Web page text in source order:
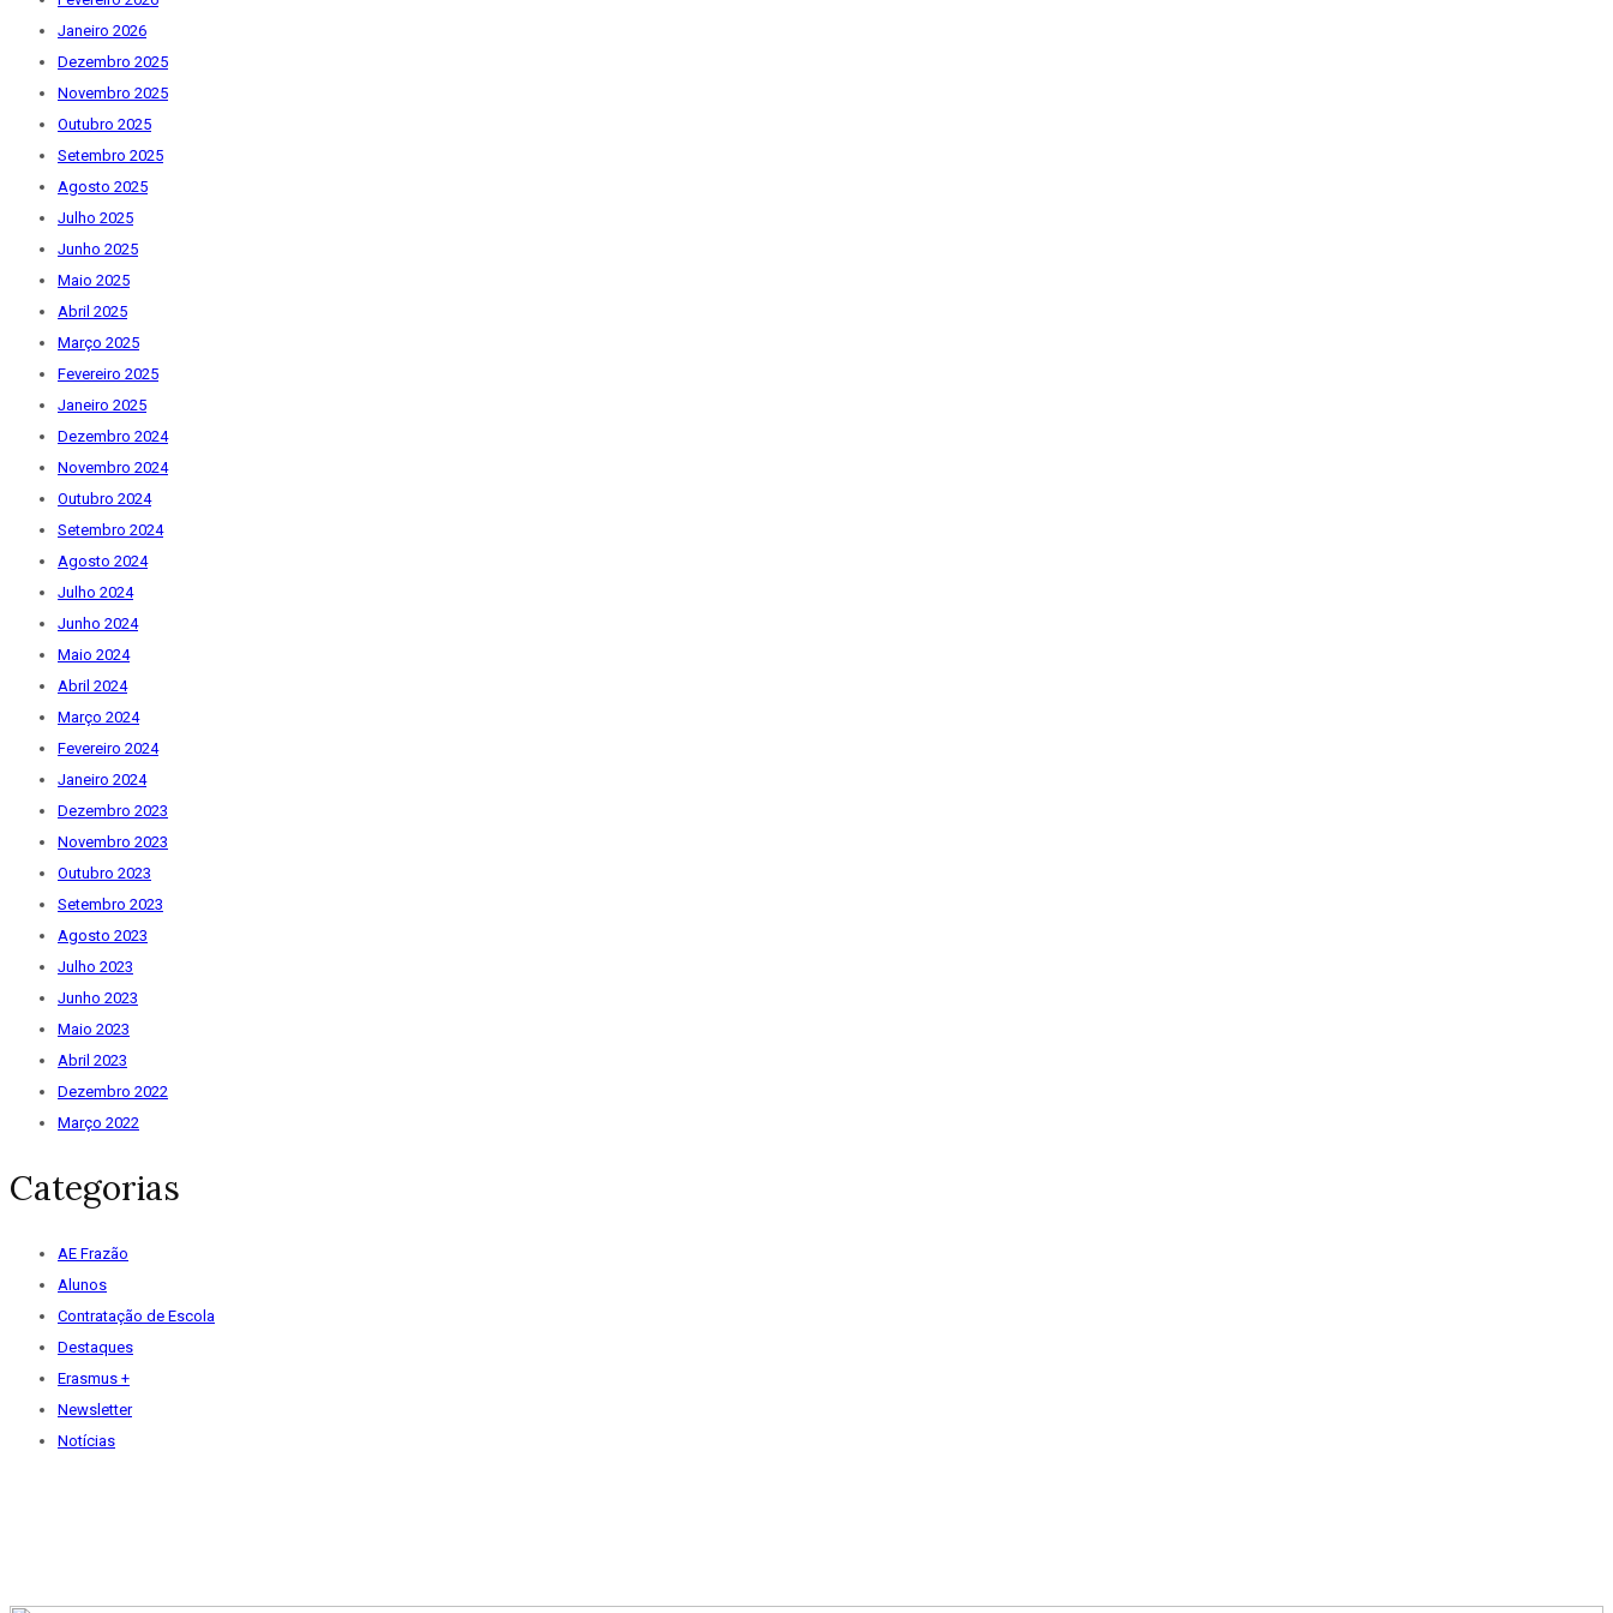
Janeiro 2026
Dezembro 2025
Novembro 2025
Outubro 2025
Setembro 2025
Agosto 2025
Julho 2025
Junho 2025
Maio 2025
Abril 2025
Março 2025
Fevereiro 2025
Janeiro 2025
Dezembro 2024
Novembro 2024
Outubro 2024
Setembro 2024
Agosto 2024
Julho 2024
Junho 2024
Maio 2024
Abril 2024
Março 2024
Fevereiro 2024
Janeiro 2024
Dezembro 2023
Novembro 2023
Outubro 2023
Setembro 2023
Agosto 2023
Julho 2023
Junho 2023
Maio 2023
Abril 2023
Dezembro 2022
Março 2022
Categorias
AE Frazão
Alunos
Contratação de Escola
Destaques
Erasmus +
Newsletter
Notícias